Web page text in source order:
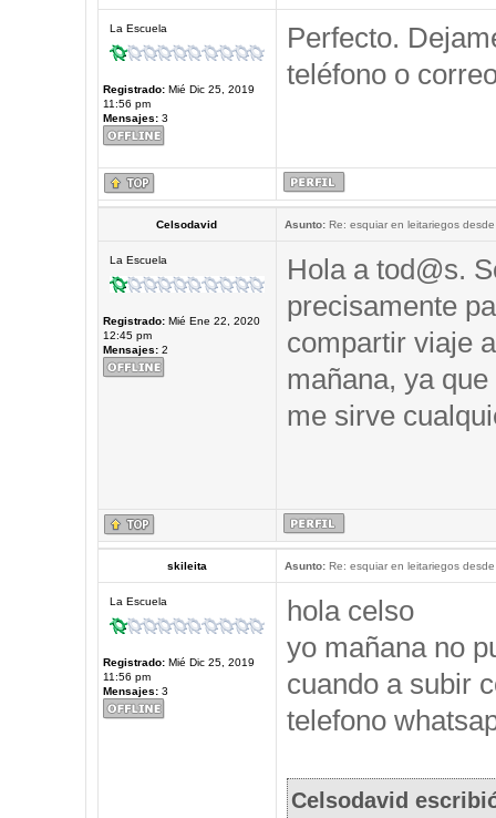
La Escuela
Registrado:Mié Dic 25, 2019
11:56 pm
Mensajes:3
Perfecto.
teléfono o
Celsodavid Asunto:Re: esquiar en leitariegos
La Escuela
Registrado:Mié Ene 22, 2020
12:45 pm
Mensajes:2
Hola a tod@s.
precisamente
compartir viaje
mañana, ya
me sirve
skileita Asunto:Re: esquiar en leitariegos
La Escuela
Registrado:Mié Dic 25, 2019
11:56 pm
Mensajes:3
hola celso
yo mañana no
cuando a subir
telefono
Celsodavid